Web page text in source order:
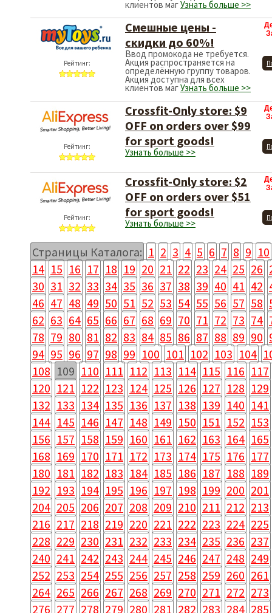
клиентов магУзнать больше >>
Рейтинг:
Смешные цены -
скидки до 60%!
Ввод промокода не требуется.
Акция распространяется на
определённую группу товаров.
Акция доступна для всех
клиентов магУзнать больше >>
Рейтинг:
Crossfit-Only store: $9
OFF on orders over $99
for sport goods!
Узнать больше >>
Рейтинг:
Crossfit-Only store: $2
OFF on orders over $51
for sport goods!
Узнать больше >>
Страницы Каталога: 1 2 3 4 5 6 7 8 9 10
14 15 16 17 18 19 20 21 22 23 24 25 26
30 31 32 33 34 35 36 37 38 39 40 41 42
46 47 48 49 50 51 52 53 54 55 56 57 58
62 63 64 65 66 67 68 69 70 71 72 73 74
78 79 80 81 82 83 84 85 86 87 88 89 90
94 95 96 97 98 99 100 101 102 103 104
108 109 110 111 112 113 114 115 116 117
120 121 122 123 124 125 126 127 128 129
132 133 134 135 136 137 138 139 140 141
144 145 146 147 148 149 150 151 152 153
156 157 158 159 160 161 162 163 164 165
168 169 170 171 172 173 174 175 176 177
180 181 182 183 184 185 186 187 188 189
192 193 194 195 196 197 198 199 200 201
204 205 206 207 208 209 210 211 212 213
216 217 218 219 220 221 222 223 224 225
228 229 230 231 232 233 234 235 236 237
240 241 242 243 244 245 246 247 248 249
252 253 254 255 256 257 258 259 260 261
264 265 266 267 268 269 270 271 272 273
276 277 278 279 280 281 282 283 284 285